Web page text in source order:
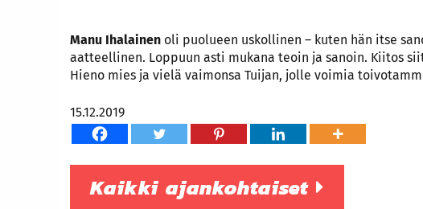
Manu Ihalainen oli puolueen uskollinen – kuten hän itse
aatteellinen. Loppuun asti mukana teoin ja sanoin. Kiitos
Hieno mies ja vielä vaimonsa Tuijan, jolle voimia
15.12.2019
Kaikki ajankohtaiset